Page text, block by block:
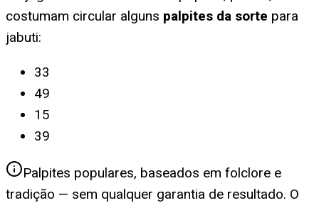
costumam circular alguns palpites da sorte para
jabuti:
33
49
15
39
Palpites populares, baseados em folclore e
tradição — sem qualquer garantia de resultado. O